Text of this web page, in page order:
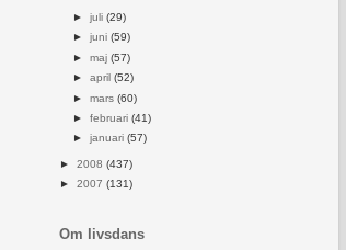
► juli (29)
► juni (59)
► maj (57)
► april (52)
► mars (60)
► februari (41)
► januari (57)
► 2008 (437)
► 2007 (131)
Om livsdans